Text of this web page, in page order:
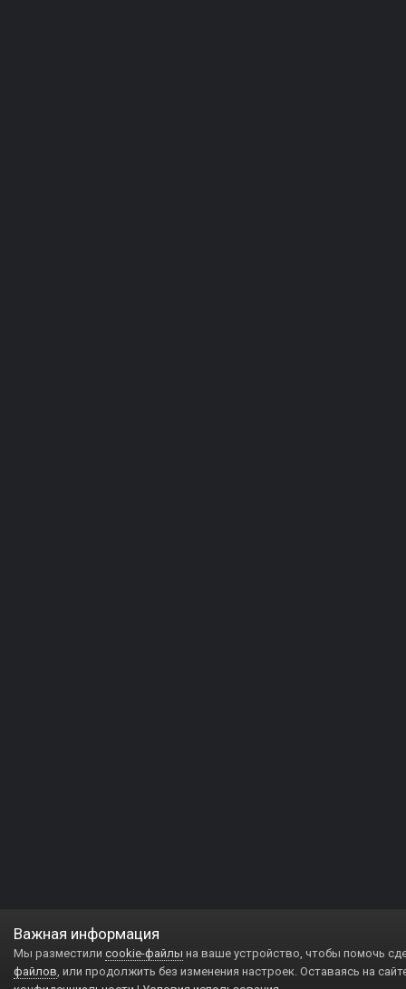
Важная информация
Мы разместили cookie-файлы на ваше устройство, чтобы помочь
файлов, или продолжить без изменения настроек. Оставаясь на